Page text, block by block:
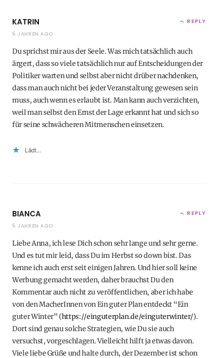
KATRIN
5 JAHREN AGO
REPLY
Du sprichst mir aus der Seele. Was mich tatsächlich auch
ärgert, dass so viele tatsächlich nur auf Entscheidungen der
Politiker warten und selbst aber nicht drüber nachdenken,
dass man auch nicht bei jeder Veranstaltung gewesen sein
muss, auch wenn es erlaubt ist. Man kann auch verzichten,
weil man selbst den Ernst der Lage erkannt hat und sich so
für seine schwächeren Mitmenschen einsetzen.
Lädt…
BIANCA
5 JAHREN AGO
REPLY
Liebe Anna, ich lese Dich schon sehr lange und sehr gerne.
Und es tut mir leid, dass Du im Herbst so down bist. Das
kenne ich auch erst seit einigen Jahren. Und hier soll keine
Werbung gemacht werden, daher brauchst Du den
Kommentar auch nicht zu veröffentlichen, aber ich habe
von den MacherInnen von Ein guter Plan entdeckt “Ein
guter Winter” (https://einguterplan.de/einguterwinter/).
Dort sind genau solche Strategien, wie Du sie auch
versuchst, vorgeschlagen. Vielleicht hilft ja etwas davon.
Viele liebe Grüße und halte durch, der Dezember ist schon